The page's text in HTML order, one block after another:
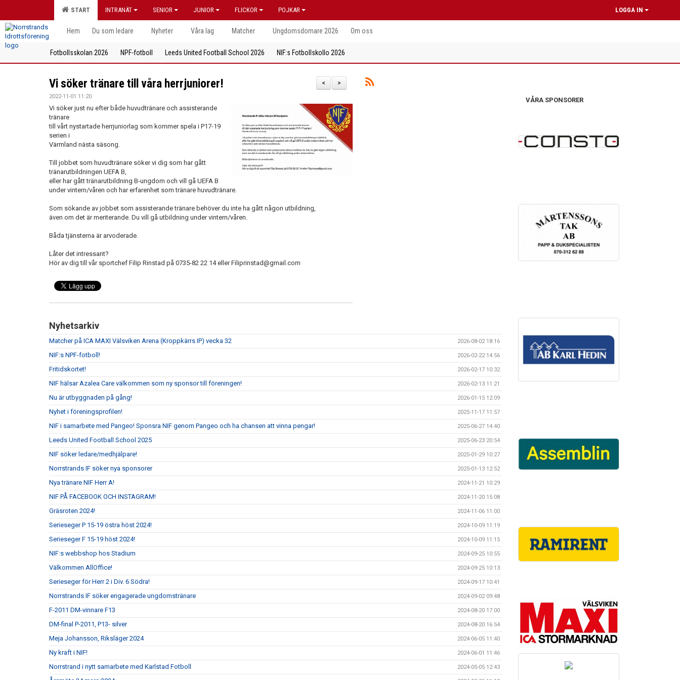
START INTRANÄT SENIOR JUNIOR FLICKOR POJKAR LOGGA IN
Hem Du som ledare Nyheter Våra lag Matcher Ungdomsdomare 2026 Om oss
Fotbollsskolan 2026 NPF-fotboll Leeds United Football School 2026 NIF:s Fotbollskollo 2026
>
<
Vi söker tränare till våra herrjuniorer!
2022-11-01 11:20
Vi söker just nu efter både huvudtränare och assisterande
tränare
till vårt nystartade herrjuniorlag som kommer spela i P17-19
serien i
Värmland nästa säsong.
Till jobbet som huvudtränare söker vi dig som har gått
tränarutbildningen UEFA B,
eller har gått tränarutbildning B-ungdom och vill gå UEFA B
under vintern/våren och har erfarenhet som tränare huvudtränare.
Som sökande av jobbet som assisterande tränare behöver du inte ha gått någon utbildning,
även om det är meriterande. Du vill gå utbildning under vintern/våren.
Båda tjänsterna är arvoderade.
Låter det intressant?
Hör av dig till vår sportchef Filip Rinstad på 0735-82 22 14 eller Filiprinstad@gmail.com
Nyhetsarkiv
Matcher på ICA MAXI Välsviken Arena (Kroppkärrs IP) vecka 32 2026-08-02 18:16
NIF:s NPF-fotboll! 2026-02-22 14:56
Fritidskortet! 2026-02-17 10:32
NIF hälsar Azalea Care välkommen som ny sponsor till föreningen! 2026-02-13 11:21
Nu är utbyggnaden på gång! 2026-01-15 12:09
Nyhet i föreningsprofilen! 2025-11-17 11:57
NIF i samarbete med Pangeo! Sponsra NIF genom Pangeo och ha chansen att vinna pengar! 2025-06-27 14:40
Leeds United Football School 2025 2025-06-23 20:54
NIF söker ledare/medhjälpare! 2025-01-29 10:27
Norrstrands IF söker nya sponsorer 2025-01-13 12:52
Nya tränare NIF Herr A! 2024-11-21 10:29
NIF PÅ FACEBOOK OCH INSTAGRAM! 2024-11-20 15:08
Gräsroten 2024! 2024-11-06 11:00
Serieseger P 15-19 östra höst 2024! 2024-10-09 11:19
Serieseger F 15-19 höst 2024! 2024-10-09 11:15
NIF:s webbshop hos Stadium 2024-09-25 10:55
Välkommen AllOffice! 2024-09-25 10:13
Serieseger för Herr 2 i Div. 6 Södra! 2024-09-17 10:41
Norrstrands IF söker engagerade ungdomstränare 2024-09-02 09:48
F-2011 DM-vinnare F13 2024-08-20 17:00
DM-final P-2011, P13- silver 2024-08-20 16:54
Meja Johansson, Riksläger 2024 2024-06-05 11:40
Ny kraft i NIF! 2024-06-01 11:46
Norrstrand i nytt samarbete med Karlstad Fotboll 2024-05-05 12:43
VÅRA SPONSORER